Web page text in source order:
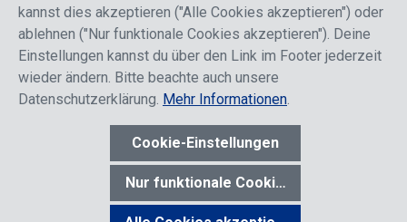
Sicher einkaufen
* Alle Preise sind einschließlich der Rabatte, die je nach Login,
entweder für Endkunden oder Händler gelten und inklusive
gesetzl. Mehrwertsteuer zzgl.Versandkostenwenn nicht anders
angegeben.
kannst dies akzeptieren ("Alle Cookies akzeptieren") oder
ablehnen ("Nur funktionale Cookies akzeptieren"). Deine
Einstellungen kannst du über den Link im Footer jederzeit
wieder ändern. Bitte beachte auch unsere
Datenschutzerklärung. Mehr Informationen.
Cookie-Einstellungen
Nur funktionale Cookies akzeptieren